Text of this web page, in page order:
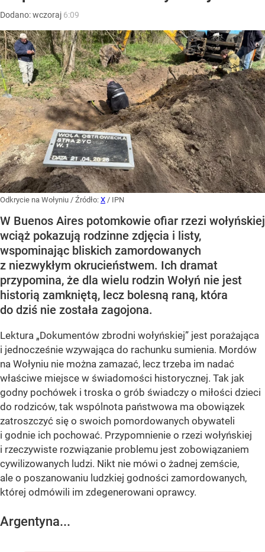
Dodano:wczoraj 6:09
Odkrycie na Wołyniu / Źródło: X / IPN
W Buenos Aires potomkowie ofiar rzezi wołyńskiej
wciąż pokazują rodzinne zdjęcia i listy,
wspominając bliskich zamordowanych
z niezwykłym okrucieństwem. Ich dramat
przypomina, że dla wielu rodzin Wołyń nie jest
historią zamkniętą, lecz bolesną raną, która
do dziś nie została zagojona.
Lektura „Dokumentów zbrodni wołyńskiej” jest porażająca
i jednocześnie wzywająca do rachunku sumienia. Mordów
na Wołyniu nie można zamazać, lecz trzeba im nadać
właściwe miejsce w świadomości historycznej. Tak jak
godny pochówek i troska o grób świadczy o miłości dzieci
do rodziców, tak wspólnota państwowa ma obowiązek
zatroszczyć się o swoich pomordowanych obywateli
i godnie ich pochować. Przypomnienie o rzezi wołyńskiej
i rzeczywiste rozwiązanie problemu jest zobowiązaniem
cywilizowanych ludzi. Nikt nie mówi o żadnej zemście,
ale o poszanowaniu ludzkiej godności zamordowanych,
której odmówili im zdegenerowani oprawcy.
Argentyna...